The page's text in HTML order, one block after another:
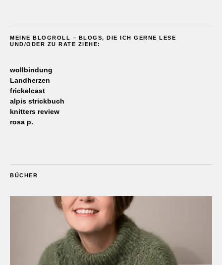
MEINE BLOGROLL – BLOGS, DIE ICH GERNE LESE
UND/ODER ZU RATE ZIEHE:
wollbindung
Landherzen
frickelcast
alpis strickbuch
knitters review
rosa p.
BÜCHER